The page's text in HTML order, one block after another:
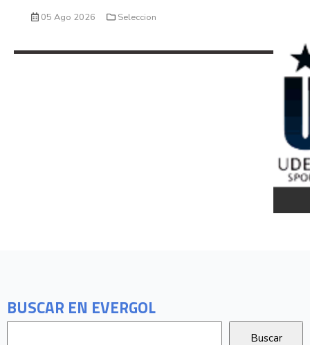
BUSCAR EN EVERGOL
05 Ago 2026 Seleccion